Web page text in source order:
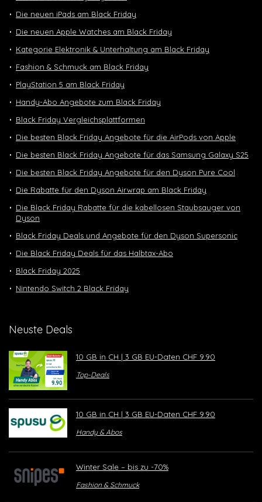
Die neuen iPads am Black Friday
Die neuen Apple Watches am Black Friday
Kategorie Elektronik & Unterhaltung am Black Friday
Fashion & Schmuck am Black Friday
PlayStation 5 am Black Friday
Handy-Abo Angebote zum Black Friday
Black Friday Vergleichsplattformen
Die besten Black Friday Angebote für die AirPods von Apple
Die besten Black Friday Angebote für das Samsung Galaxy S25
Die besten Black Friday Angebote für den Dyson Pure Cool
Die Rabatte für den Dyson Airwrap am Black Friday
Die Black Friday Rabatte für die kabellosen Staubsauger von
Dyson
Black Friday Deals und Angebote für den Dyson Supersonic
Die Black Friday Deals für das Halbtax-Abo
Black Friday 2025
Nintendo Switch 2 Black Friday
Neuste Deals
10 GB in CH | 3 GB EU-Daten CHF 9.90
Top-Deals
10 GB in CH | 3 GB EU-Daten CHF 9.90
Handy & Abos
Winter Sale – bis zu -70%
Fashion & Schmuck